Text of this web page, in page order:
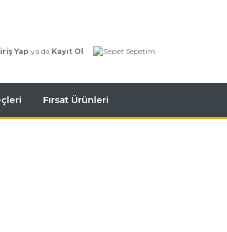
Yap ya da Kayıt Ol Sepetim
Fırsat Ürünleri